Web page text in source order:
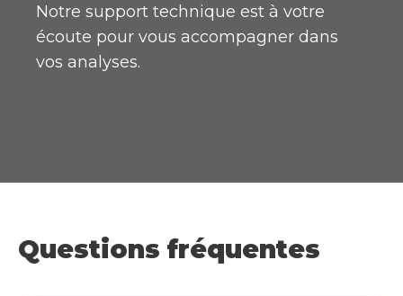
Notre support technique est à votre
écoute pour vous accompagner dans
vos analyses.
Questions fréquentes